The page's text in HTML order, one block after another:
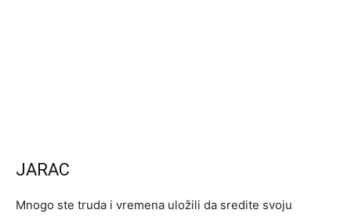
JARAC
Mnogo ste truda i vremena uložili da sredite svoju